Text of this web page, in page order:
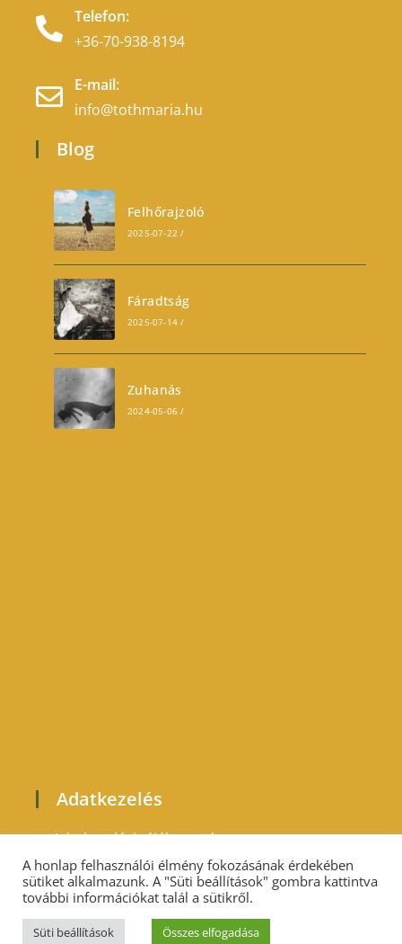
Telefon:
+36-70-938-8194
E-mail:
info@tothmaria.hu
Blog
Felhőrajzoló
2025-07-22 /
Fáradtság
2025-07-14 /
Zuhanás
2024-05-06 /
Adatkezelés
Adatkezelési tájékoztató
Minden jog fenntartva. Tóth Mária 2019-2024.
A honlap felhasználói élmény fokozásának érdekében
sütiket alkalmazunk. A "Süti beállítások" gombra kattintva
további információkat talál a sütikről.
Süti beállítások Összes elfogadása